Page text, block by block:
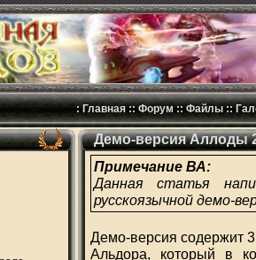
: Главная ::Форум ::Файлы ::
Демо-версия Аллоды
Примечание ВА:
Данная статья
русскоязычной демо-
Демо-версия содержит
Альдора, который в